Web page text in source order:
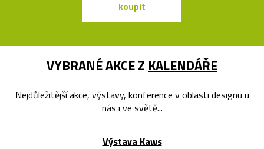
koupit
VYBRANÉ AKCE Z KALENDÁŘE
Nejdůležitější akce, výstavy, konference v oblasti designu u
nás i ve světě...
Výstava Kaws